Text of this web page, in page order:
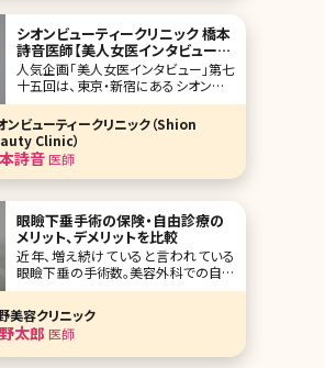
シオンビューティークリニック 橋本
詩音医師【美人女医インタビュー第
七十五回】
人気企画「美人女医インタビュー」第七
十五回は、東京・新宿にあるシオンビュ
ーティークリニック（Shion Beauty
Clinic）で院長を務める橋本詩音（はし
もとしおん）先生です。 新宿駅東口目の
前、徒歩1分の最高のロケーション。こ
だわっている内装は、多くの鏡を配置
し、ヴェルサイユ宮殿のひ
ンビューティークリニック（Shion
Clinic）
詩音医師
眼瞼下垂手術の保険・自由診療の
メリット、デメリットを比較
近年、増え続けていると言われている
眼瞼下垂の手術数。美容外科での自由
診療だけではなく、形成外科や眼科、あ
手術を受けることができるようになっ
ています。ここでは「自分の症状は保険
診療に該当する?」「眼瞼下垂手術って
美容クリニック
太郎 医師